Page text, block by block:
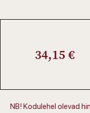
34,15 €
NB! Kodulehel olevad